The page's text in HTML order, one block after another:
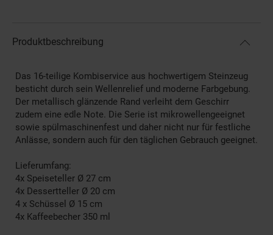
Produktbeschreibung
Das 16-teilige Kombiservice aus hochwertigem Steinzeug
besticht durch sein Wellenrelief und moderne Farbgebung.
Der metallisch glänzende Rand verleiht dem Geschirr
zudem eine edle Note. Die Serie ist mikrowellengeeignet
sowie spülmaschinenfest und daher nicht nur für festliche
Anlässe, sondern auch für den täglichen Gebrauch geeignet.
Lieferumfang:
4x Speiseteller Ø 27 cm
4x Dessertteller Ø 20 cm
4 x Schüssel Ø 15 cm
4x Kaffeebecher 350 ml